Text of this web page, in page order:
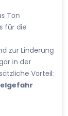
Ton
für die
zur Linderung
in der
Vorteil: